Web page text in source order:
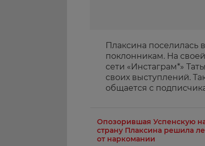
Плаксина поселилась
поклонникам. На
сети «Инстаграм*»
своих выступлений.
общается с
Опозорившая Успенскую
страну Плаксина решила
от наркомании